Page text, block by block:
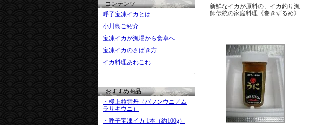
コンテンツ
呼子宝凍イカとは
小川島ご紹介
宝凍イカが漁場から食卓へ
宝凍イカのさばき方
イカ料理あれこれ
おすすめ商品
・極上粒雲丹（バフンウニ／ム
ラサキウニ）
・呼子宝凍イカ 1本（約100g）
新鮮なイカが原料の、イカ釣り漁
師伝統の家庭料理《巻きずるめ》